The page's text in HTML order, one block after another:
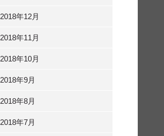
2018年12月
2018年11月
2018年10月
2018年9月
2018年8月
2018年7月